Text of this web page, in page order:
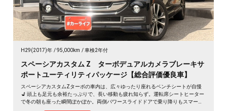
H29(2017)年 95,000km 車検2年付
スペーシアカスタム Z ターボデュアルカメラブレーキサ
ポートユーティリティパッケージ【総合評価優良車】
スペーシアカスタムZターボの車内は、広々ゆったり座れるベンチシートが自慢
💺 頭上も足元も余裕たっぷりで、長い移動も疲れ知らず。運転席シートヒーター
で冬の朝も座った瞬間ぽかぽか。両側パワースライドドアで乗り降りもスマー